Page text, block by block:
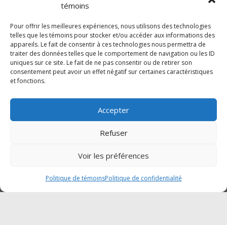
témoins
Pour offrir les meilleures expériences, nous utilisons des technologies
telles que les témoins pour stocker et/ou accéder aux informations des
appareils. Le fait de consentir à ces technologies nous permettra de
traiter des données telles que le comportement de navigation ou les ID
uniques sur ce site. Le fait de ne pas consentir ou de retirer son
consentement peut avoir un effet négatif sur certaines caractéristiques
et fonctions.
Accepter
Refuser
Voir les préférences
Politique de témoinsPolitique de confidentialité
Dimanche : Fermé
SUIVEZ-NOUS SUR FACEBOOK
Traction Mégantic-Mahindra
Cliquez pour accepter les témoins
marketing et activer ce contenu